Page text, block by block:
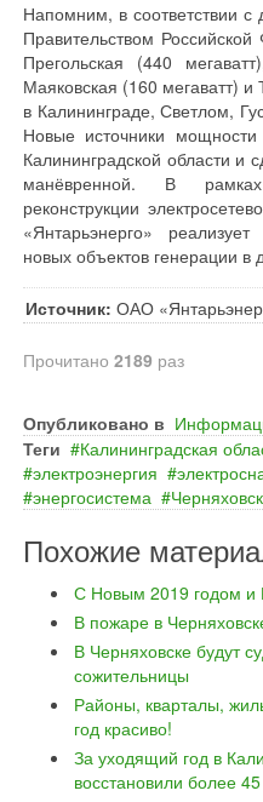
Напомним, в соответствии с
Правительством
Прегольская (440
Маяковская (160 мегаватт)
в Калининграде, Светлом,
Новые источники мощности
Калининградской области и
манёвренной. В
реконструкции
«Янтарьэнерго»
новых объектов генерации
Источник: ОАО
Прочитано 2189 раз
Опубликовано в
Теги
Калининградская
электроэнергия
энергосистема
Черняховск
Похожие
С Новым 2019 годом и
В пожаре в
В Черняховске будут
сожительницы
Районы, кварталы,
год красиво!
За уходящий год в
восстановили более